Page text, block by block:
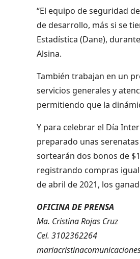
“El equipo de seguridad
de desarrollo, más si se
Estadística (Dane),
Alsina.
También trabajan en un
servicios generales y
permitiendo que la
Y para celebrar el Día
preparado unas
sortearán dos bonos de
registrando compras
de abril de 2021, los
OFICINA DE PRENSA
Ma. Cristina Rojas Cruz
Cel. 3102362264